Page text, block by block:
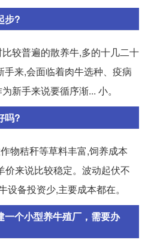
步?
较普遍的散养牛,多的十几二十
来,会面临着肉牛选种、疫病
新手来说要循序渐... 小。
吗?
物秸秆等草料丰富,饲养成本
价来说比较稳定。波动起伏不
备投资少,主要成本都在。
一个小型养牛殖厂，需要办